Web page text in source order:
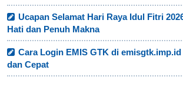
Ucapan Selamat Hari Raya Idul Fitri
Hati dan Penuh Makna
Cara Login EMIS GTK di
dan Cepat